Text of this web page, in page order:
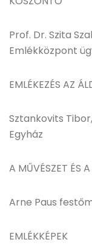
Prof. Dr. Szita
Emlékközpont
Sztankovits
Egyház
A
Arne Paus
EMLÉKKÉPEK